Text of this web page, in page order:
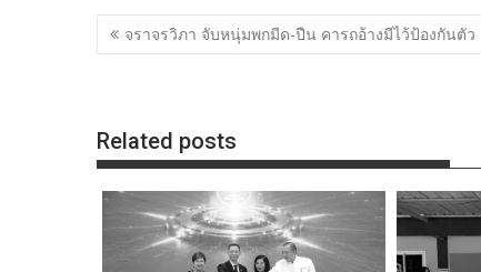
แนะแนว
เรื่อง
จราจรวิภา จับหนุ่มพกมีด-ปืน คารถอ้างมีไว้ป้องกันตัว
Related posts